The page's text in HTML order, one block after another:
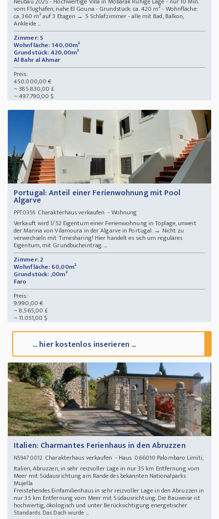
vom Flughafen, nahe El Gouna - Grundstück: ca. 420 m² - Wohnfläche:
ca. 360 m² auf 3 Etagen → ️5 Schlafzimmer - alle mit Bad, Balkon,
Ankleide ...
Zimmer: 5
Wohnfläche: 140,00m²
Grundstück: 420,00m²
Al Bahr al Ahmar
Preis:
450.000,00 €
~ 385.830,00 £
~ 497.790,00 $
Portugal: Anteil einer Ferienwohnung mit Pool
Algarve
PPT0356Charakterhaus verkaufen - Wohnung
Verkauft wird 1/52 Eigentum einer Ferienwohnung in Toplage, unweit
der Marina von Vilamoura in der Algarve in Portugal. → Nicht zu
verwechseln mit Timesharing! Hier handelt es sich um reguläres
Eigentum, mit Grundbucheintrag. ...
Zimmer: 2
Wohnfläche: 60,00m²
Grundstück: ,00m²
Faro
Preis:
9.990,00 €
~ 8.565,00 £
~ 11.051,00 $
... hier kostenlos inserieren ...
Italien: Charmantes Ferienhaus in den Abruzzen
N59470012Charakterhaus verkaufen - Haus 066010 Palombaro Limiti,
Italien, Abruzzen, in sehr reizvoller Lage in nur 35 km Entfernung vom
Meer mit Südausrichtung am Rande des bekannten Nationalparks
Mujella
Freistehendes Einfamilienhaus in sehr reizvoller Lage in den Abruzzen in
nur 35 km Entfernung vom Meer mit Südausrichtung. Die Bauweise ist
hochwertig, ökologisch und unter Berücksichtigung energetischer
Standards. Das Dach wurde ...